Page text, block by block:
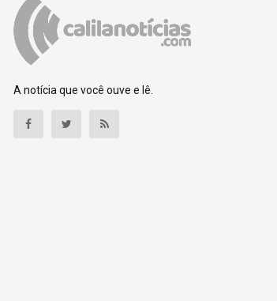
A notícia que você ouve e lê.